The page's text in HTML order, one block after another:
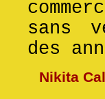
sans
des
Nikita